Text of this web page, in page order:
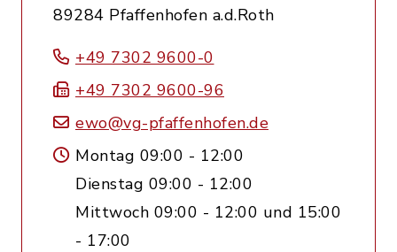
89284 Pfaffenhofen a.d.Roth
+49 7302 9600-0
+49 7302 9600-96
ewo@vg-pfaffenhofen.de
Montag 09:00 - 12:00
Dienstag 09:00 - 12:00
Mittwoch 09:00 - 12:00 und 15:00
- 17:00